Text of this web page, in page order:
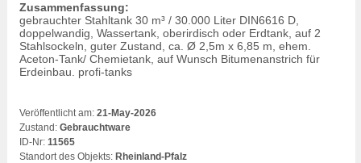
Zusammenfassung:
gebrauchter Stahltank 30 m³ / 30.000 Liter DIN6616 D,
doppelwandig, Wassertank, oberirdisch oder Erdtank, auf 2
Stahlsockeln, guter Zustand, ca. Ø 2,5m x 6,85 m, ehem.
Aceton-Tank/ Chemietank, auf Wunsch Bitumenanstrich für
Erdeinbau. profi-tanks
Veröffentlicht am: 21-May-2026
Zustand: Gebrauchtware
ID-Nr: 11565
Standort des Objekts: Rheinland-Pfalz